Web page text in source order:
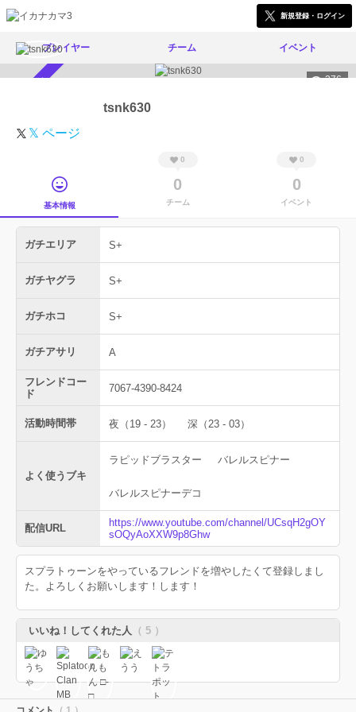
新規登録・ログイン
プレイヤー チーム イベント
376
tsnk630
𝕏 ページ
基本情報
0
0
チーム
0
0
イベント
ガチエリア S+
ガチヤグラ S+
ガチホコ S+
ガチアサリ A
フレンドコー
ド
7067-4390-8424
活動時間帯 夜（19 - 23） 深（23 - 03）
よく使うブキ
ラピッドブラスター バレルスピナー
バレルスピナーデコ
配信URL
https://www.youtube.com/channel/UCsqH2gOY
sOQyAoXXW9p8Ghw
スプラトゥーンをやっているフレンドを増やしたくて登録しまし
た。よろしくお願いします！します！
いいね！してくれた人 （ 5 ）